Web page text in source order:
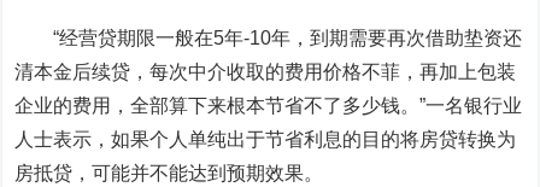
“经营贷期限一般在5年-10年，到期需要再次借助垫资还
清本金后续贷，每次中介收取的费用价格不菲，再加上包装
企业的费用，全部算下来根本节省不了多少钱。”一名银行业
人士表示，如果个人单纯出于节省利息的目的将房贷转换为
房抵贷，可能并不能达到预期效果。